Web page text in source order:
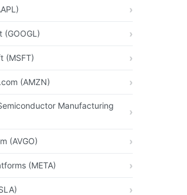
(GOOGL)
(MSFT)
(AMZN)
Manufacturing
(AVGO)
(META)